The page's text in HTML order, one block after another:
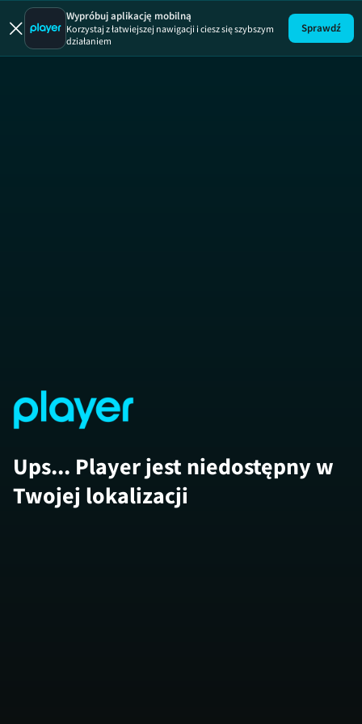
Wypróbuj aplikację mobilną
Korzystaj z łatwiejszej nawigacji i ciesz się szybszym
działaniem
Sprawdź
Ups... Player jest niedostępny w
Twojej lokalizacji